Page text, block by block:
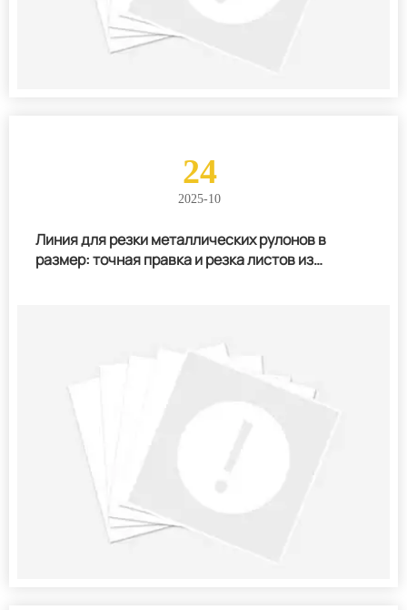
24
2025-10
Линия для резки металлических рулонов в
размер: точная правка и резка листов из